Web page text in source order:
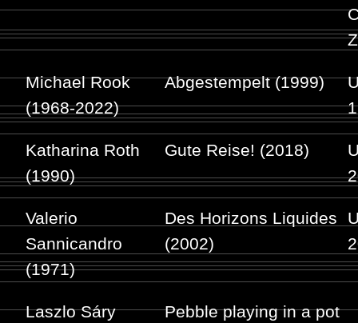
Michael Rook
(1968-2022)
Abgestempelt (1999)
Katharina Roth
(1990)
Gute Reise! (2018)
Valerio
Sannicandro
(1971)
Des Horizons Liquides
(2002)
Laszlo Sáry
Pebble playing in a pot